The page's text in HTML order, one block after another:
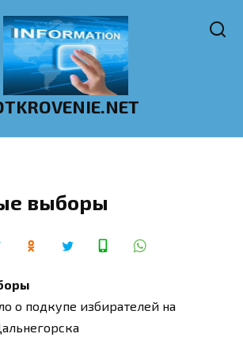
выборы
о подкупе избирателей на